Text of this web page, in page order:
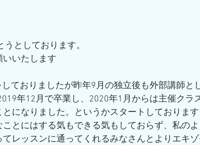
としております。
いたします
ておりましたが昨年9月の独立後も外部講師と
年12月で卒業し、2020年1月からは主催クラ
になりました。というかスタートしております
とにはする気もできる気もしておらず、私の
レッスンに通ってくれるみなさんとよりエキ